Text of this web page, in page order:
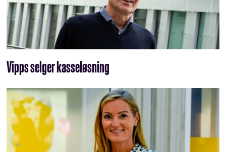
Vipps selger kasseløsning